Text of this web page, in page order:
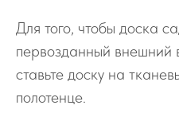
Для того, чтобы доска
первозданный внешний
ставьте доску на
полотенце.